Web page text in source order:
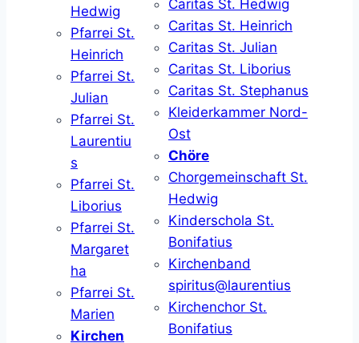
Hedwig
Pfarrei St.
Heinrich
Pfarrei St.
Julian
Pfarrei St.
Laurentiu
s
Pfarrei St.
Liborius
Pfarrei St.
Margaret
ha
Pfarrei St.
Marien
Kirchen
Caritas St. Hedwig
Caritas St. Heinrich
Caritas St. Julian
Caritas St. Liborius
Caritas St. Stephanus
Kleiderkammer Nord-
Ost
Chöre
Chorgemeinschaft St.
Hedwig
Kinderschola St.
Bonifatius
Kirchenband
spiritus@laurentius
Kirchenchor St.
Bonifatius